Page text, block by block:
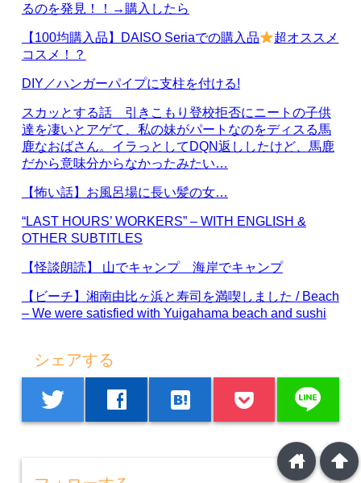
るのを発見！！→購入したら
【100均購入品】DAISO Seriaでの購入品
超オススメ
コスメ！？
DIY／ハンガーパイプに支柱を付ける!
スカッとする話 引きこもり登校拒否にニートの子供
達を凄いとアゲて、私の妹がパートなのをディスる馬
鹿なおばさん。イラっとしてDQN返ししたけど、馬鹿
だから意味分からなかったみたい…
【怖い話】お風呂場に長い髪の女…
“LAST HOURS’ WORKERS” – WITH ENGLISH &
OTHER SUBTITLES
【怪談朗読】 山でキャンプ 海岸でキャンプ
【ビーチ】湘南由比ヶ浜と寿司を満喫しました / Beach
– We were satisfied with Yuigahama beach and sushi
シェアする
twitter facebook hatenabookmark line
arrowup
home